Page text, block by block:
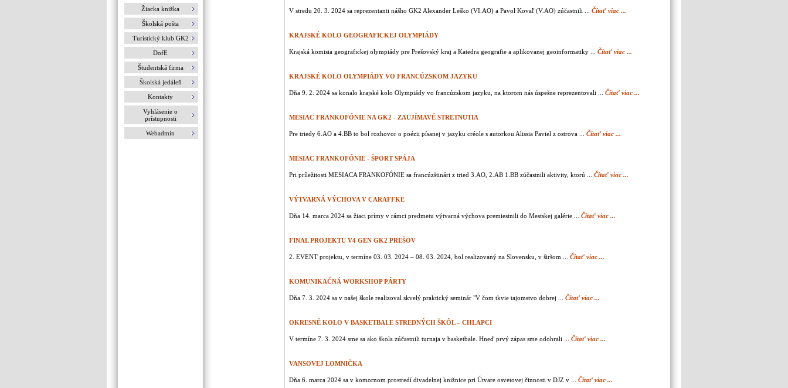
Žiacka knižka
Školská pošta
Turistický klub GK2
DofE
Študentská firma
Školská jedáleň
Kontakty
Vyhlásenie o
prístupnosti
Webadmin
V stredu 20. 3. 2024 sa reprezentanti nášho GK2 Alexander Leško (VI.AO) a Pavol Kovaľ (V.AO) zúčastnili ... Čítať viac ...
KRAJSKÉ KOLO GEOGRAFICKEJ OLYMPIÁDY
Krajská komisia geografickej olympiády pre Prešovský kraj a Katedra geografie a aplikovanej geoinformatiky ... Čítať viac ...
KRAJSKÉ KOLO OLYMPIÁDY VO FRANCÚZSKOM JAZYKU
Dňa 9. 2. 2024 sa konalo krajské kolo Olympiády vo francúzskom jazyku, na ktorom nás úspešne reprezentovali ... Čítať viac ...
MESIAC FRANKOFÓNIE NA GK2 - ZAUJÍMAVÉ STRETNUTIA
Pre triedy 6.AO a 4.BB to bol rozhovor o poézii písanej v jazyku créole s autorkou Alissia Paviel z ostrova ... Čítať viac ...
MESIAC FRANKOFÓNIE - ŠPORT SPÁJA
Pri príležitosti MESIACA FRANKOFÓNIE sa francúzštinári z tried 3.AO, 2.AB 1.BB zúčastnili aktivity, ktorú ... Čítať viac ...
VÝTVARNÁ VÝCHOVA V CARAFFKE
Dňa 14. marca 2024 sa žiaci prímy v rámci predmetu výtvarná výchova premiestnili do Mestskej galérie ... Čítať viac ...
FINAL PROJEKTU V4 GEN GK2 PREŠOV
2. EVENT projektu, v termíne 03. 03. 2024 – 08. 03. 2024, bol realizovaný na Slovensku, v širšom ... Čítať viac ...
KOMUNIKAČNÁ WORKSHOP PÁRTY
Dňa 7. 3. 2024 sa v našej škole realizoval skvelý praktický seminár "V čom tkvie tajomstvo dobrej ... Čítať viac ...
OKRESNÉ KOLO V BASKETBALE STREDNÝCH ŠKÔL – CHLAPCI
V termíne 7. 3. 2024 sme sa ako škola zúčastnili turnaja v basketbale. Hneď prvý zápas sme odohrali ... Čítať viac ...
VANSOVEJ LOMNIČKA
Dňa 6. marca 2024 sa v komornom prostredí divadelnej knižnice pri Útvare osvetovej činnosti v DJZ v ... Čítať viac ...